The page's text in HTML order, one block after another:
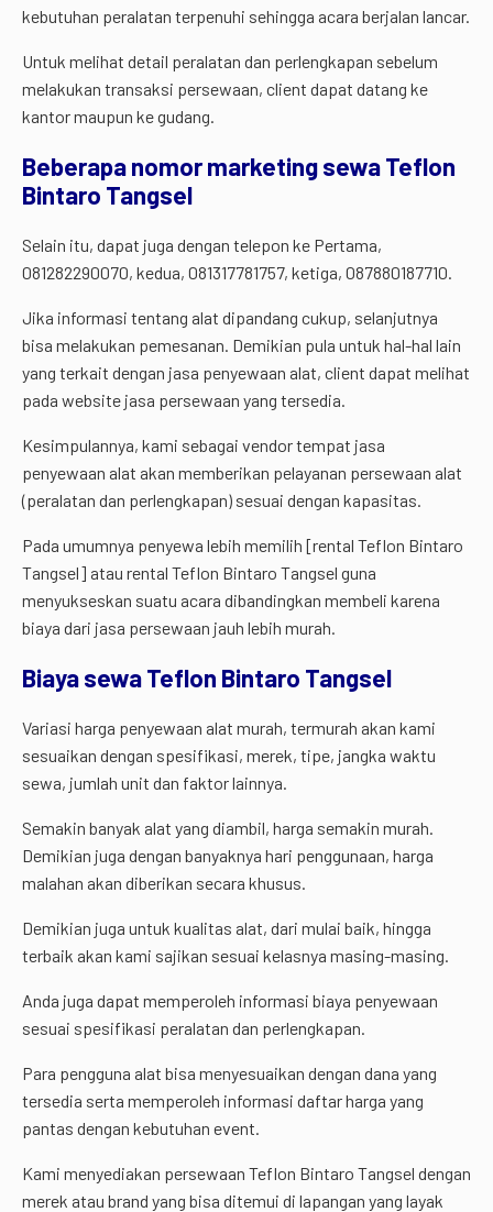
kebutuhan peralatan terpenuhi sehingga acara berjalan lancar.
Untuk melihat detail peralatan dan perlengkapan sebelum
melakukan transaksi persewaan, client dapat datang ke
kantor maupun ke gudang.
Beberapa nomor marketing sewa Teflon
Bintaro Tangsel
Selain itu, dapat juga dengan telepon ke Pertama,
081282290070, kedua, 081317781757, ketiga, 087880187710.
Jika informasi tentang alat dipandang cukup, selanjutnya
bisa melakukan pemesanan. Demikian pula untuk hal-hal lain
yang terkait dengan jasa penyewaan alat, client dapat melihat
pada website jasa persewaan yang tersedia.
Kesimpulannya, kami sebagai vendor tempat jasa
penyewaan alat akan memberikan pelayanan persewaan alat
(peralatan dan perlengkapan) sesuai dengan kapasitas.
Pada umumnya penyewa lebih memilih [rental Teflon Bintaro
Tangsel] atau rental Teflon Bintaro Tangsel guna
menyukseskan suatu acara dibandingkan membeli karena
biaya dari jasa persewaan jauh lebih murah.
Biaya sewa Teflon Bintaro Tangsel
Variasi harga penyewaan alat murah, termurah akan kami
sesuaikan dengan spesifikasi, merek, tipe, jangka waktu
sewa, jumlah unit dan faktor lainnya.
Semakin banyak alat yang diambil, harga semakin murah.
Demikian juga dengan banyaknya hari penggunaan, harga
malahan akan diberikan secara khusus.
Demikian juga untuk kualitas alat, dari mulai baik, hingga
terbaik akan kami sajikan sesuai kelasnya masing-masing.
Anda juga dapat memperoleh informasi biaya penyewaan
sesuai spesifikasi peralatan dan perlengkapan.
Para pengguna alat bisa menyesuaikan dengan dana yang
tersedia serta memperoleh informasi daftar harga yang
pantas dengan kebutuhan event.
Kami menyediakan persewaan Teflon Bintaro Tangsel dengan
merek atau brand yang bisa ditemui di lapangan yang layak